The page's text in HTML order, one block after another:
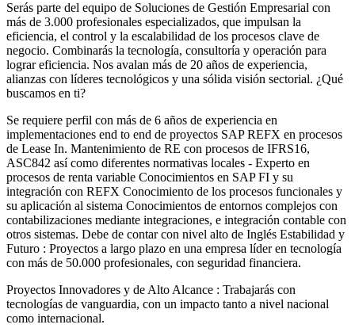
Serás parte del equipo de Soluciones de Gestión Empresarial con
más de 3.000 profesionales especializados, que impulsan la
eficiencia, el control y la escalabilidad de los procesos clave de
negocio. Combinarás la tecnología, consultoría y operación para
lograr eficiencia. Nos avalan más de 20 años de experiencia,
alianzas con líderes tecnológicos y una sólida visión sectorial. ¿Qué
buscamos en ti?
Se requiere perfil con más de 6 años de experiencia en
implementaciones end to end de proyectos SAP REFX en procesos
de Lease In. Mantenimiento de RE con procesos de IFRS16,
ASC842 así como diferentes normativas locales - Experto en
procesos de renta variable Conocimientos en SAP FI y su
integración con REFX Conocimiento de los procesos funcionales y
su aplicación al sistema Conocimientos de entornos complejos con
contabilizaciones mediante integraciones, e integración contable con
otros sistemas. Debe de contar con nivel alto de Inglés Estabilidad y
Futuro : Proyectos a largo plazo en una empresa líder en tecnología
con más de 50.000 profesionales, con seguridad financiera.
Proyectos Innovadores y de Alto Alcance : Trabajarás con
tecnologías de vanguardia, con un impacto tanto a nivel nacional
como internacional.